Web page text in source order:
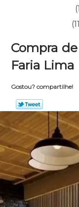
Compra
Faria Lima
Gostou? compartilhe!